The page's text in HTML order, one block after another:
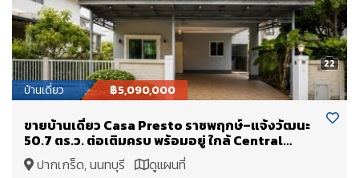
22
บ้านเดี่ยว ฿5,090,000
ขายบ้านเดี่ยว Casa Presto ราชพฤกษ์–แจ้งวัฒนะ
50.7 ตร.ว. ต่อเติมครบ พร้อมอยู่ ใกล้ Central
Westgate และโรงเรียนนานาชาติ DBS ราคา 5.09
ล้านบาท
ปากเกร็ด, นนทบุรี ดูแผนที่